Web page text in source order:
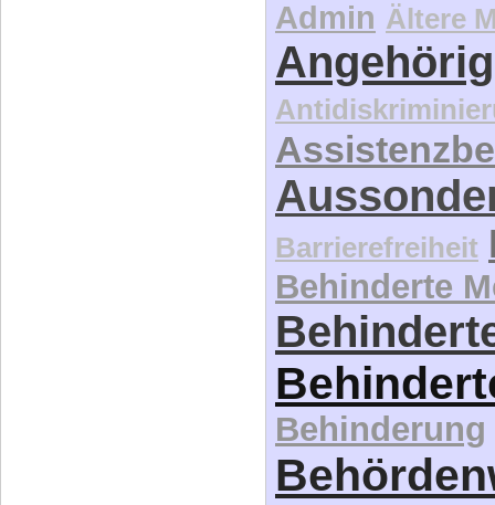
Admin Ältere
Barrierefreiheit
Behinderte
Behinderung